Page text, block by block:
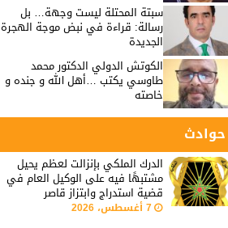
سبتة المحتلة ليست وجهة… بل
رسالة: قراءة في نبض موجة الهجرة
الجديدة
الكوتش الدولي الدكتور محمد
طاوسي يكتب …أهل الله و جنده و
خاصته
حوادث
الدرك الملكي بإنزالت لعظم يحيل
مشتبهًا فيه على الوكيل العام في
قضية استدراج وابتزاز قاصر
7 أغسطس، 2026